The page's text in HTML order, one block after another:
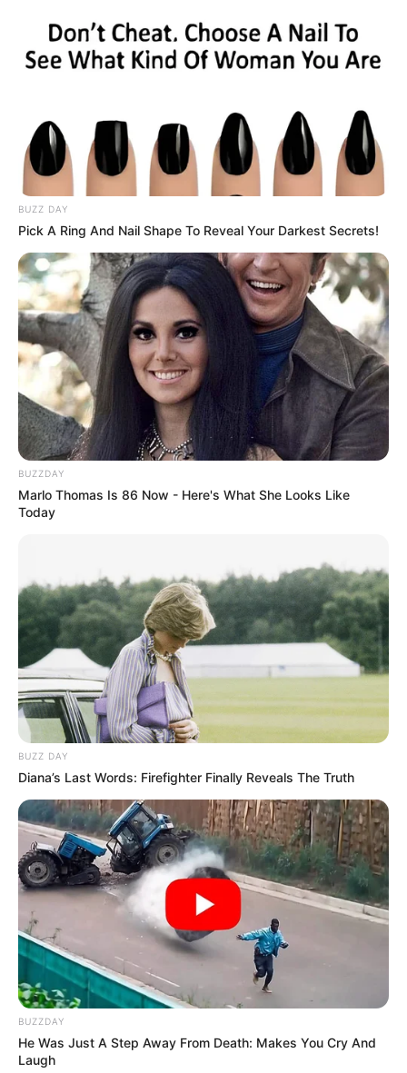
BUZZ DAY
Pick A Ring And Nail Shape To Reveal Your Darkest Secrets!
BUZZDAY
Marlo Thomas Is 86 Now - Here's What She Looks Like
Today
BUZZ DAY
Diana’s Last Words: Firefighter Finally Reveals The Truth
BUZZDAY
He Was Just A Step Away From Death: Makes You Cry And
Laugh